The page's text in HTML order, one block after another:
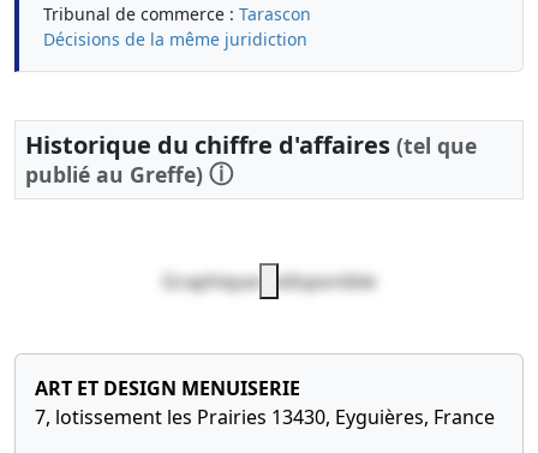
Tribunal de commerce : Tarascon
Décisions de la même juridiction
Historique du chiffre d'affaires (tel que
publié au Greffe) ⓘ
Graphique indisponible
ART ET DESIGN MENUISERIE
7, lotissement les Prairies 13430, Eyguières, France